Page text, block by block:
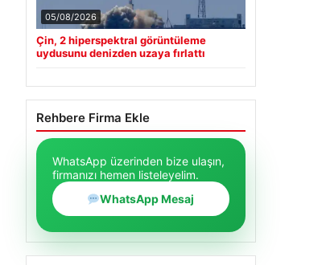
05/08/2026
Çin, 2 hiperspektral görüntüleme
uydusunu denizden uzaya fırlattı
Rehbere Firma Ekle
WhatsApp üzerinden bize ulaşın,
firmanızı hemen listeleyelim.
WhatsApp Mesaj